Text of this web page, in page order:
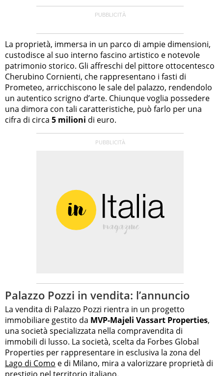
La proprietà, immersa in un parco di ampie dimensioni,
custodisce al suo interno fascino artistico e notevole
patrimonio storico. Gli affreschi del pittore ottocentesco
Cherubino Cornienti, che rappresentano i fasti di
Prometeo, arricchiscono le sale del palazzo, rendendolo
un autentico scrigno d’arte. Chiunque voglia possedere
una dimora con tali caratteristiche, può farlo per una
cifra di circa 5 milioni di euro.
Palazzo Pozzi in vendita: l’annuncio
La vendita di Palazzo Pozzi rientra in un progetto
immobiliare gestito da MVP-Majeli Vassart Properties,
una società specializzata nella compravendita di
immobili di lusso. La società, scelta da Forbes Global
Properties per rappresentare in esclusiva la zona del
Lago di Como e di Milano, mira a valorizzare proprietà di